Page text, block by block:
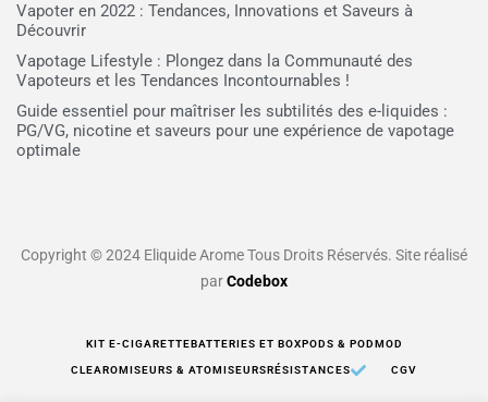
Vapoter en 2022 : Tendances, Innovations et Saveurs à
Découvrir
Vapotage Lifestyle : Plongez dans la Communauté des
Vapoteurs et les Tendances Incontournables !
Guide essentiel pour maîtriser les subtilités des e-liquides :
PG/VG, nicotine et saveurs pour une expérience de vapotage
optimale
Copyright © 2024 Eliquide Arome Tous Droits Réservés. Site réalisé
parCodebox
KIT E-CIGARETTEBATTERIES ET BOXPODS & PODMOD
CLEAROMISEURS & ATOMISEURSRÉSISTANCES CGV